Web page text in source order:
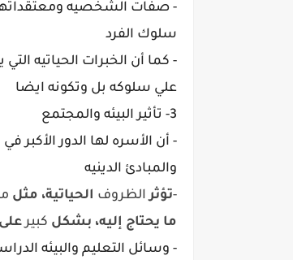
- صفات الشخصيه ومعتقداتها
سلوك الفرد
- كما أن الخبرات الحياتيه
علي سلوكه بل وتكونه ايضا
3- تأثير البيئه والمجتمع
- أن الأسره لها الدور
والمبادئ الدينيه
-تؤثرالظروف الحياتية، مثل
ما يحتاج إليه، بشكل كبيرعلى
- وسائل التعليم والبيئه